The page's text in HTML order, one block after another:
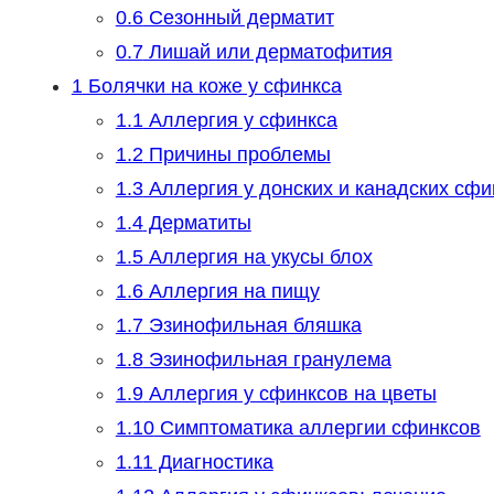
0.6Сезонный дерматит
0.7Лишай или дерматофития
1Болячки на коже у сфинкса
1.1Аллергия у сфинкса
1.2Причины проблемы
1.3Аллергия у донских и канадских
1.4Дерматиты
1.5Аллергия на укусы блох
1.6Аллергия на пищу
1.7Эзинофильная бляшка
1.8Эзинофильная гранулема
1.9Аллергия у сфинксов на цветы
1.10Симптоматика аллергии сфинксов
1.11Диагностика